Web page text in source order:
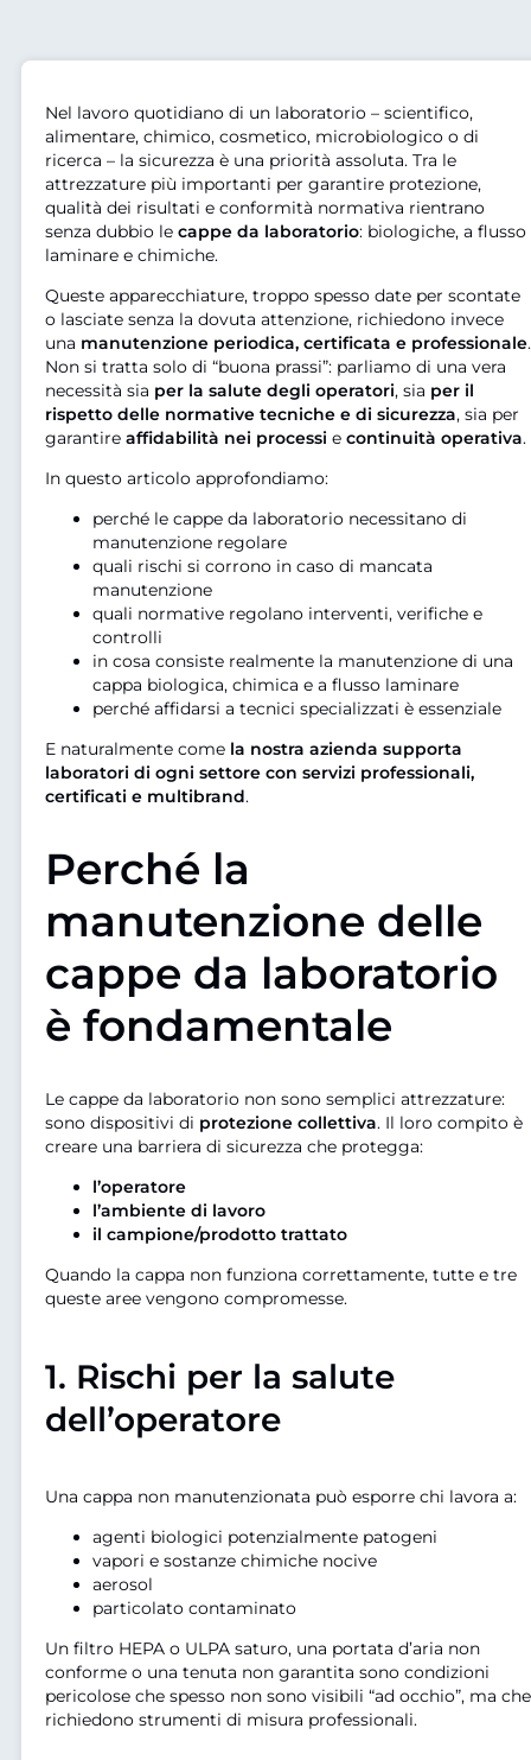
Nel lavoro quotidiano di un laboratorio – scientifico,
alimentare, chimico, cosmetico, microbiologico o di
ricerca – la sicurezza è una priorità assoluta. Tra le
attrezzature più importanti per garantire protezione,
qualità dei risultati e conformità normativa rientrano
senza dubbio le cappe da laboratorio: biologiche, a flusso
laminare e chimiche.
Queste apparecchiature, troppo spesso date per scontate
o lasciate senza la dovuta attenzione, richiedono invece
una manutenzione periodica, certificata e professionale.
Non si tratta solo di “buona prassi”: parliamo di una vera
necessità sia per la salute degli operatori, sia per il
rispetto delle normative tecniche e di sicurezza, sia per
garantire affidabilità nei processi e continuità operativa.
In questo articolo approfondiamo:
perché le cappe da laboratorio necessitano di
manutenzione regolare
quali rischi si corrono in caso di mancata
manutenzione
quali normative regolano interventi, verifiche e
controlli
in cosa consiste realmente la manutenzione di una
cappa biologica, chimica e a flusso laminare
perché affidarsi a tecnici specializzati è essenziale
E naturalmente come la nostra azienda supporta
laboratori di ogni settore con servizi professionali,
certificati e multibrand.
Perché la
manutenzione delle
cappe da laboratorio
è fondamentale
Le cappe da laboratorio non sono semplici attrezzature:
sono dispositivi di protezione collettiva. Il loro compito è
creare una barriera di sicurezza che protegga:
l’operatore
l’ambiente di lavoro
il campione/prodotto trattato
Quando la cappa non funziona correttamente, tutte e tre
queste aree vengono compromesse.
1. Rischi per la salute
dell’operatore
Una cappa non manutenzionata può esporre chi lavora a:
agenti biologici potenzialmente patogeni
vapori e sostanze chimiche nocive
aerosol
particolato contaminato
Un filtro HEPA o ULPA saturo, una portata d’aria non
conforme o una tenuta non garantita sono condizioni
pericolose che spesso non sono visibili “ad occhio”, ma che
richiedono strumenti di misura professionali.